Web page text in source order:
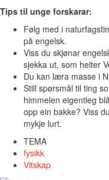
Tips til unge forskarar:
Følg med i
på engelsk.
Viss du skjønar
sjekka ut, som heiter
Du kan læra masse i
Still spørsmål til ting
himmelen eigentleg
opp ein bakke? Viss
mykje lurt.
TEMA
fysikk
Vitskap